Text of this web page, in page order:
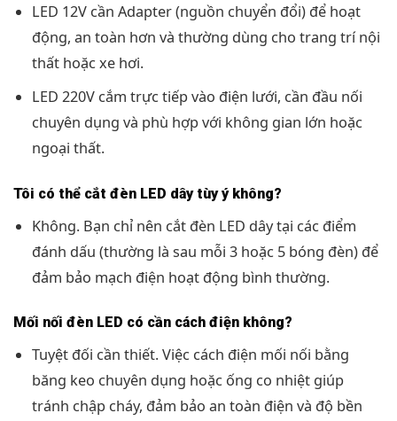
LED 12V cần Adapter (nguồn chuyển đổi) để hoạt
động, an toàn hơn và thường dùng cho trang trí nội
thất hoặc xe hơi.
LED 220V cắm trực tiếp vào điện lưới, cần đầu nối
chuyên dụng và phù hợp với không gian lớn hoặc
ngoại thất.
Tôi có thể cắt đèn LED dây tùy ý không?
Không. Bạn chỉ nên cắt đèn LED dây tại các điểm
đánh dấu (thường là sau mỗi 3 hoặc 5 bóng đèn) để
đảm bảo mạch điện hoạt động bình thường.
Mối nối đèn LED có cần cách điện không?
Tuyệt đối cần thiết. Việc cách điện mối nối bằng
băng keo chuyên dụng hoặc ống co nhiệt giúp
tránh chập cháy, đảm bảo an toàn điện và độ bền